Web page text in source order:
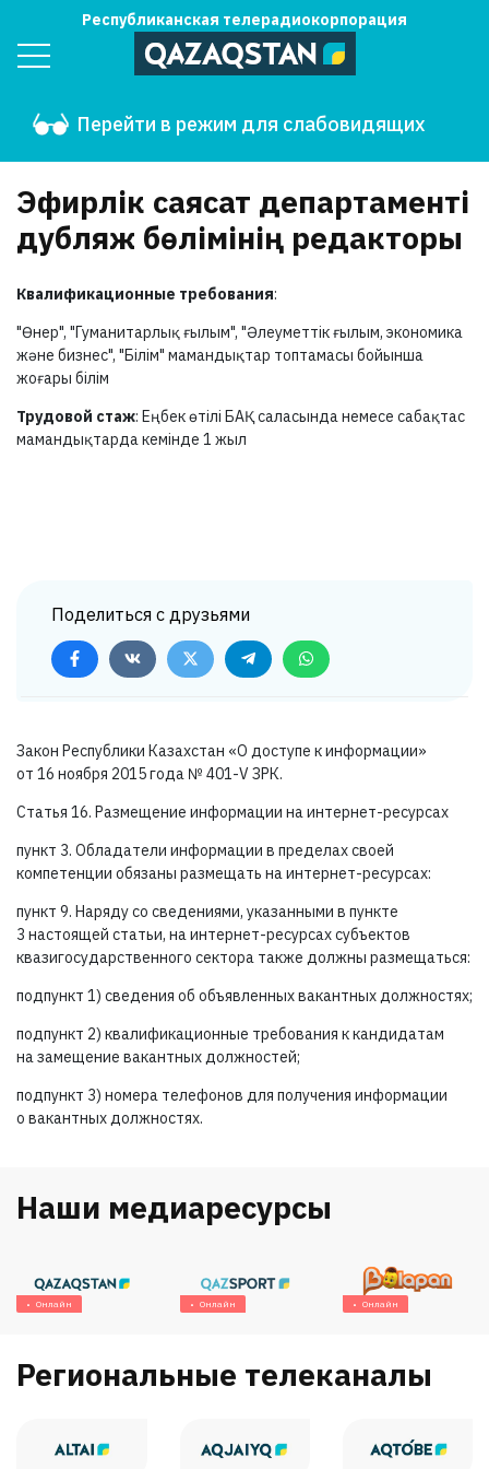
Республиканская телерадиокорпорация
Перейти в режим для слабовидящих
Эфирлік саясат департаменті
дубляж бөлімінің редакторы
Квалификационные требования:
"Өнер", "Гуманитарлық ғылым", "Әлеуметтік ғылым, экономика
және бизнес", "Білім" мамандықтар топтамасы бойынша
жоғары білім
Трудовой стаж: Еңбек өтілі БАҚ саласында немесе сабақтас
мамандықтарда кемінде 1 жыл
Поделиться с друзьями
Закон Республики Казахстан «О доступе к информации»
от 16 ноября 2015 года № 401-V ЗРК.
Статья 16. Размещение информации на интернет-ресурсах
пункт 3. Обладатели информации в пределах своей
компетенции обязаны размещать на интернет-ресурсах:
пункт 9. Наряду со сведениями, указанными в пункте
3 настоящей статьи, на интернет-ресурсах субъектов
квазигосударственного сектора также должны размещаться:
подпункт 1) сведения об объявленных вакантных должностях;
подпункт 2) квалификационные требования к кандидатам
на замещение вакантных должностей;
подпункт 3) номера телефонов для получения информации
о вакантных должностях.
Наши медиаресурсы
Онлайн Онлайн Онлайн
Региональные телеканалы